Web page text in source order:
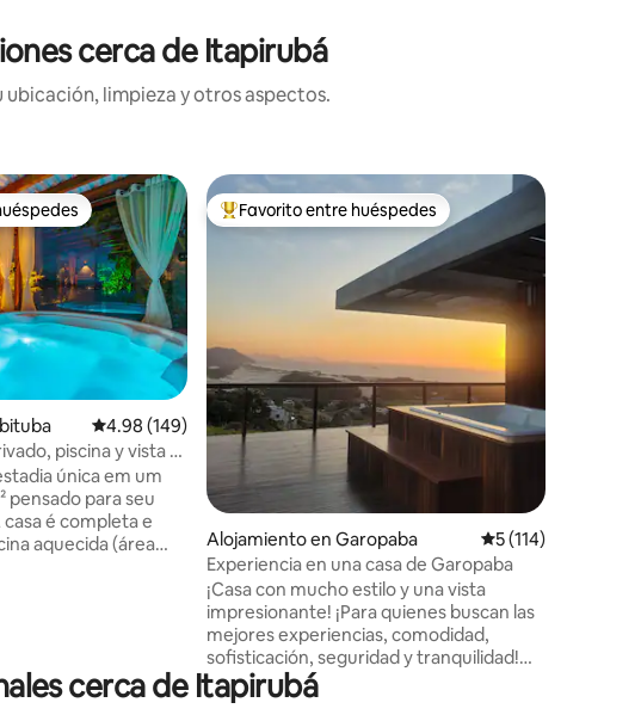
cerca de Itapirubá
ubicación, limpieza y otros aspectos.
reseñas
preferido
Calificación promedio: 4.98 de 5, 149 reseñas
4.98 (149)
piscina y vista a
única em um
pensado para seu
é completa e
aquecida (área
do Rosa, a
de belas praias
Favorito entre huéspedes preferido
Favorito entre huéspedes
Alojamiento en Garopaba Calificación
5 (114)
Experiencia en una casa de Garopaba
¡Casa con mucho estilo y una vista
impresionante! ¡Para quienes buscan las
mejores experiencias, comodidad,
sofisticación, seguridad y tranquilidad!
Tres suites + Master Suite con cama king
size, chimenea de etanol, minibar y
cerca de Itapirubá